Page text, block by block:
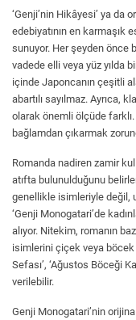
‘Genji’nin Hikâyesi’ ya da
edebiyatının en karmaşık
sunuyor. Her şeyden önce
vadede elli veya yüz yılda
içinde Japoncanın çeşitli
abartılı sayılmaz. Ayrıca,
olarak önemli ölçüde
bağlamdan çıkarmak
Romanda nadiren zamir
atıfta bulunulduğunu
genellikle isimleriyle değil,
‘Genji Monogatari’de
alıyor. Nitekim, romanın
isimlerini çiçek veya böcek
Sefası’, ‘Ağustos Böceği
verilebilir.
Genji Monogatari’nin